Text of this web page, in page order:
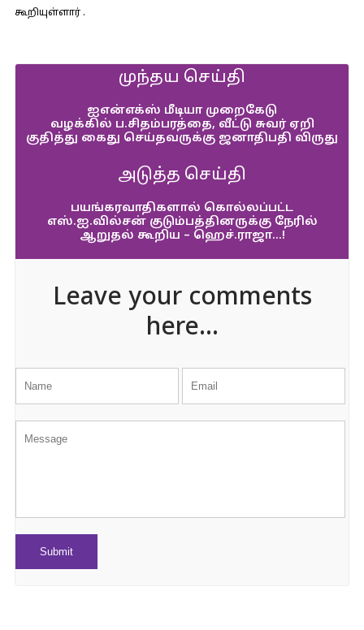
கூறியுள்ளார் .
முந்தய செய்தி
ஐஎன்எக்ஸ் மீடியா முறைகேடு
வழக்கில் ப.சிதம்பரத்தை, வீட்டு சுவர் ஏறி
குதித்து கைது செய்தவருக்கு ஜனாதிபதி விருது
அடுத்த செய்தி
பயங்கரவாதிகளால் கொல்லப்பட்ட
எஸ்.ஐ.வில்சன் குடும்பத்தினருக்கு நேரில்
ஆறுதல் கூறிய – ஹெச்.ராஜா…!
Leave your comments
here...